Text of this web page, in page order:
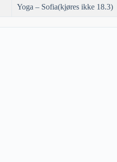
Yoga – Sofia(kjøres ikke 18.3)